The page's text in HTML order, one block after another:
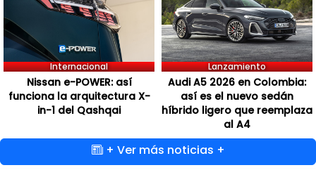
Internacional
Nissan e-POWER: así
funciona la arquitectura X-
in-1 del Qashqai
Lanzamiento
Audi A5 2026 en Colombia:
así es el nuevo sedán
híbrido ligero que reemplaza
al A4
+ Ver más noticias +